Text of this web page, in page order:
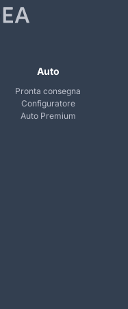
Auto
Pronta consegna
Configuratore
Auto Premium